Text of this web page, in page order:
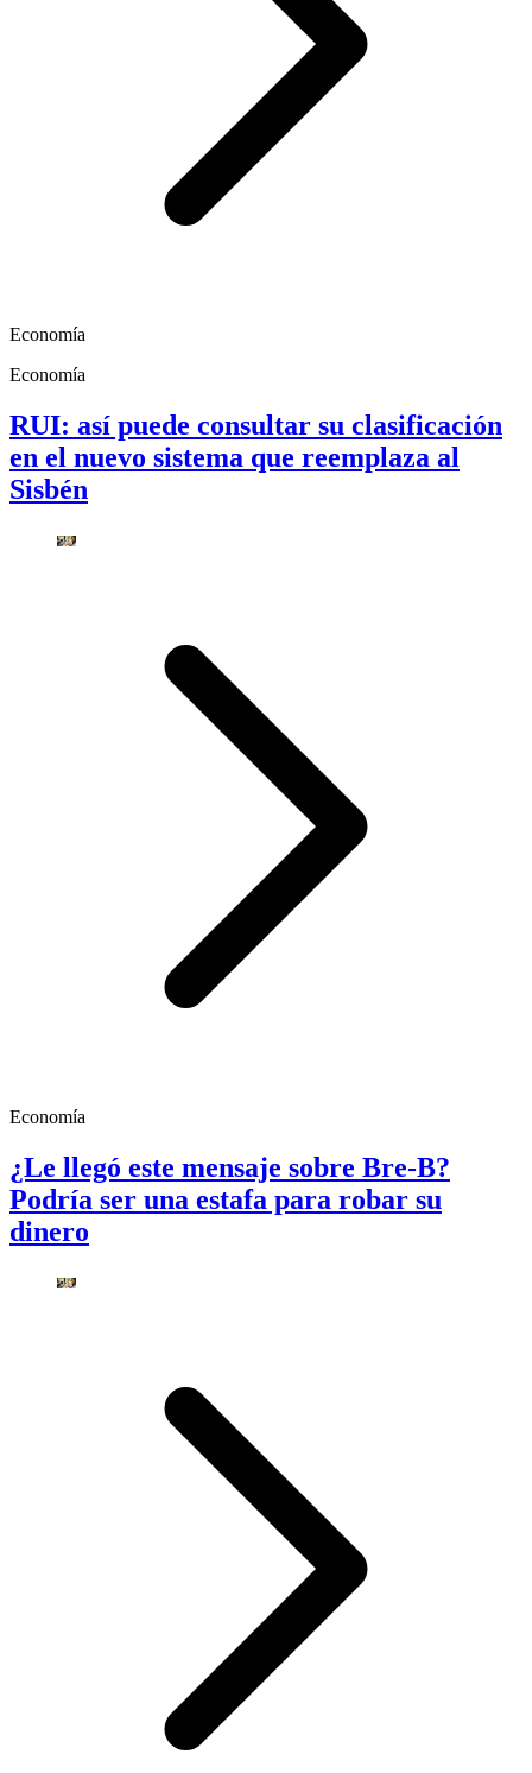
Economía
Economía
RUI: así puede consultar su clasificación
en el nuevo sistema que reemplaza al
Sisbén
Economía
¿Le llegó este mensaje sobre Bre-B?
Podría ser una estafa para robar su
dinero